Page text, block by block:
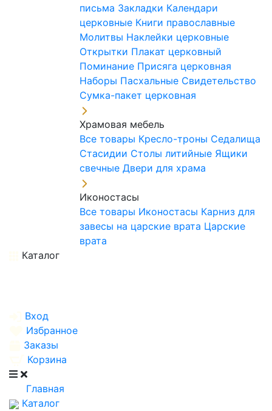
письма Закладки Календари
церковные Книги православные
Молитвы Наклейки церковные
Открытки Плакат церковный
Поминание Присяга церковная
Наборы Пасхальные Свидетельство
Сумка-пакет церковная
Храмовая мебель
Все товары Кресло-троны Седалища
Стасидии Столы литийные Ящики
свечные Двери для храма
Иконостасы
Все товары Иконостасы Карниз для
завесы на царские врата Царские
врата
Каталог
Вход
Избранное
Заказы
Корзина
Главная
Каталог